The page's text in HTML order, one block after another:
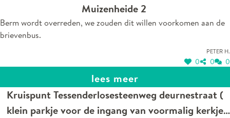
Muizenheide 2
Berm wordt overreden, we zouden dit willen voorkomen aan de
brievenbus.
Peter H.
0 0 0
lees meer
Kruispunt Tessenderlosesteenweg deurnestraat (
klein parkje voor de ingang van voormalig kerkje